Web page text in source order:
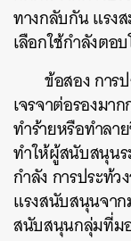
ทางกลับกัน แรง
เลือกใช้กำลังตอ
ข้อสอง การ
เจรจาต่อรองมา
ทำร้ายหรือทำล
ทำให้ผู้สนับสนุนร
กำลัง การประท้
แรงสนับสนุนจา
สนับสนุนกลุ่มที่ม